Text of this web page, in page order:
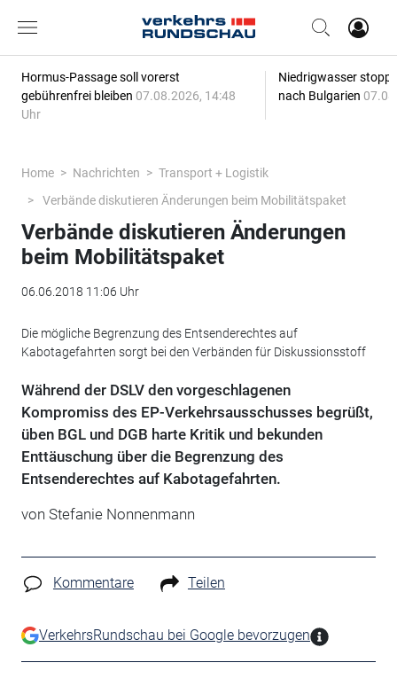
Hormus-Passage soll vorerst
gebührenfrei bleiben 07.08.2026, 14:48
Uhr
Niedrigwasser
nach Bulgarien
Home Nachrichten
Transport + Logistik
Verbände diskutieren Änderungen beim Mobilitätspaket
Verbände diskutieren Änderungen
beim Mobilitätspaket
06.06.2018 11:06 Uhr
Die mögliche Begrenzung des Entsenderechtes auf
Kabotagefahrten sorgt bei den Verbänden für Diskussionsstoff
Während der DSLV den vorgeschlagenen
Kompromiss des EP-Verkehrsausschusses begrüßt,
üben BGL und DGB harte Kritik und bekunden
Enttäuschung über die Begrenzung des
Entsenderechtes auf Kabotagefahrten.
von Stefanie Nonnenmann
Kommentare Teilen
VerkehrsRundschau bei Google bevorzugen